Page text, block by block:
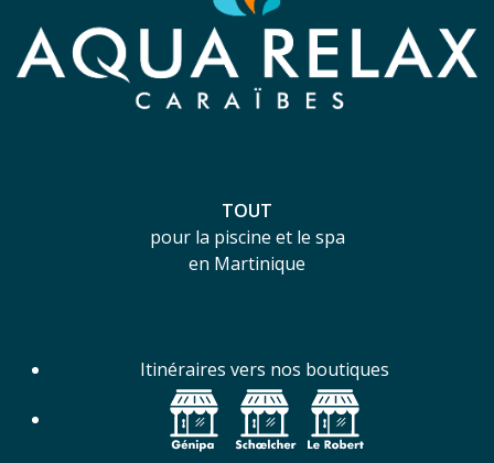
TOUT
pour la piscine et le spa
en Martinique
Itinéraires vers nos boutiques